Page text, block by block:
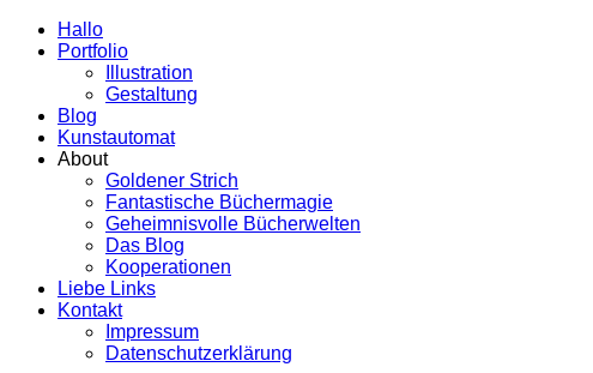
Hallo
Portfolio
Illustration
Gestaltung
Blog
Kunstautomat
About
Goldener Strich
Fantastische Büchermagie
Geheimnisvolle Bücherwelten
Das Blog
Kooperationen
Liebe Links
Kontakt
Impressum
Datenschutzerklärung